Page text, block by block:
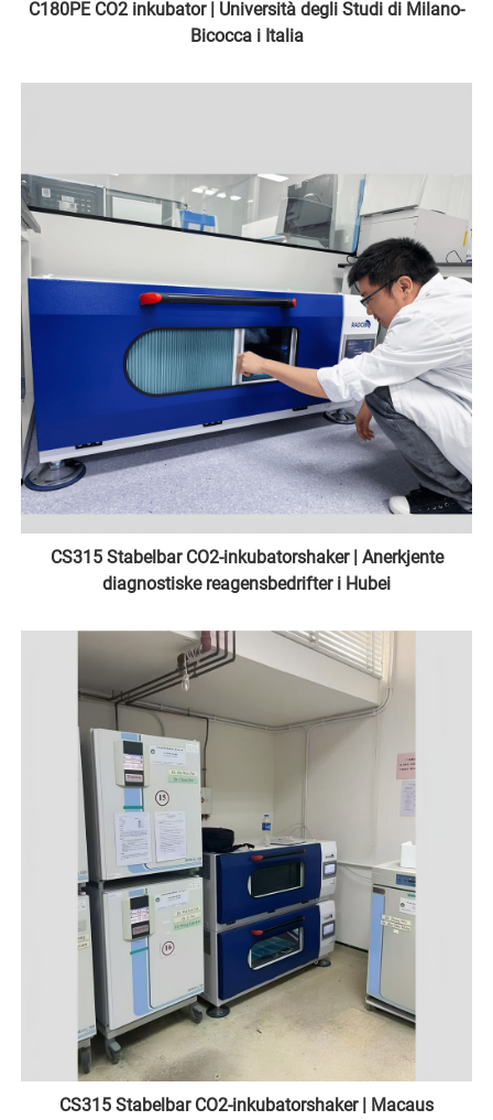
C180PE CO2 inkubator | Università degli Studi di Milano-
Bicocca i Italia
CS315 Stabelbar CO2-inkubatorshaker | Anerkjente
diagnostiske reagensbedrifter i Hubei
CS315 Stabelbar CO2-inkubatorshaker | Macaus